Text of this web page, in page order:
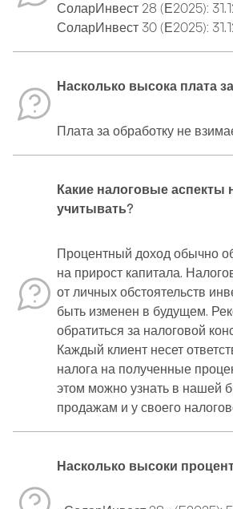
СоларИнвест 28 (Е2025):
СоларИнвест 30 (Е2025):
Насколько высока плата
Плата за обработку не
Какие налоговые аспекты
учитывать?
Процентный доход обычно
на прирост капитала.
от личных обстоятельств
быть изменен в будущем.
обратиться за налоговой
Каждый клиент несет
налога на полученные
этом можно узнать в нашей
продажам и у своего
Насколько высоки